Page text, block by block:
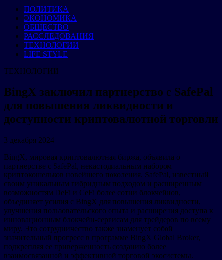
ПОЛИТИКА
ЭКОНОМИКА
ОБЩЕСТВО
РАССЛЕДОВАНИЯ
ТЕХНОЛОГИИ
LIFE STYLE
ТЕХНОЛОГИИ
BingX заключил партнерство с SafePal
для повышения ликвидности и
доступности криптовалютной торговли
3 декабря 2024
BingX, мировая криптовалютная биржа, объявила о
партнерстве с SafePal, некастодиальным набором
криптокошельков новейшего поколения. SafePal, известный
своим уникальным гибридным подходом и расширенным
возможностям DeFi и CeFi более сотни блокчейнов,
объединяет усилия с BingX для повышения ликвидности,
улучшения пользовательского опыта и расширения доступа к
инновационным блокчейн-сервисам для трейдеров по всему
миру. Это сотрудничество также знаменует собой
значительный прогресс в программе BingX Global Broker,
подкрепляя ее приверженность созданию более
взаимосвязанной и эффективной торговой экосистемы.